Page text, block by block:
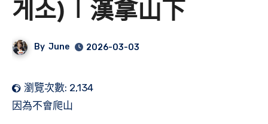
게소)∣漢拿山下
By June 2026-03-03
瀏覽次數: 2,134
因為不會爬山